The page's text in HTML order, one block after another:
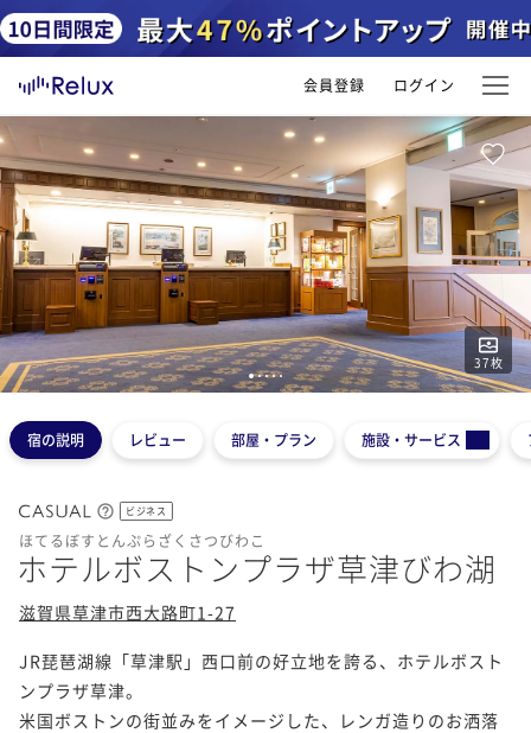
会員登録 ログイン
37枚
12345
宿の説明 レビュー 部屋・プラン 施設・サービス
ビジネス
ほてるぼすとんぷらざくさつびわこ
ホテルボストンプラザ草津びわ湖
滋賀県草津市西大路町1-27
JR琵琶湖線「草津駅」西口前の好立地を誇る、ホテルボスト
ンプラザ草津。
米国ボストンの街並みをイメージした、レンガ造りのお洒落